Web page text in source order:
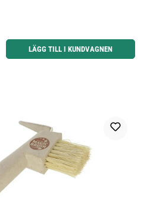
knapparna för att öka eller minska kvantiteten.
LÄGG TILL I KUNDVAGNEN